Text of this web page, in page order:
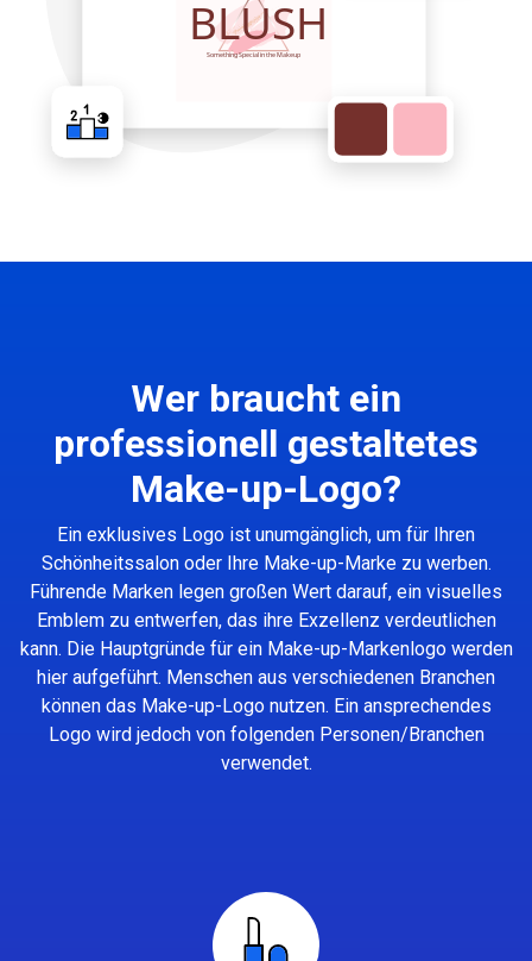
Wer braucht ein
professionell gestaltetes
Make-up-Logo?
Ein exklusives Logo ist unumgänglich, um für Ihren
Schönheitssalon oder Ihre Make-up-Marke zu werben.
Führende Marken legen großen Wert darauf, ein visuelles
Emblem zu entwerfen, das ihre Exzellenz verdeutlichen
kann. Die Hauptgründe für ein Make-up-Markenlogo werden
hier aufgeführt. Menschen aus verschiedenen Branchen
können das Make-up-Logo nutzen. Ein ansprechendes
Logo wird jedoch von folgenden Personen/Branchen
verwendet.